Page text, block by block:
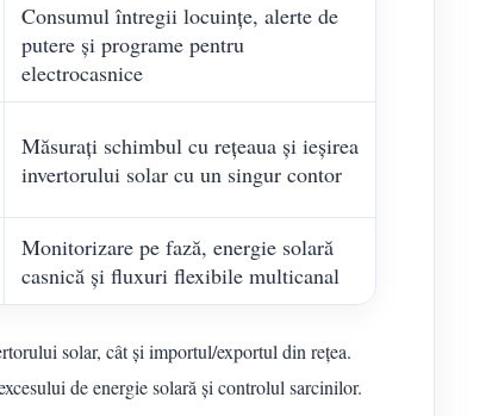
Consumul întregii locuințe, alerte de
putere și programe pentru
electrocasnice
Măsurați schimbul cu rețeaua și ieșirea
invertorului solar cu un singur contor
Monitorizare pe fază, energie solară
casnică și fluxuri flexibile multicanal
solar, cât și importul/exportul din rețea.
de energie solară și controlul sarcinilor.